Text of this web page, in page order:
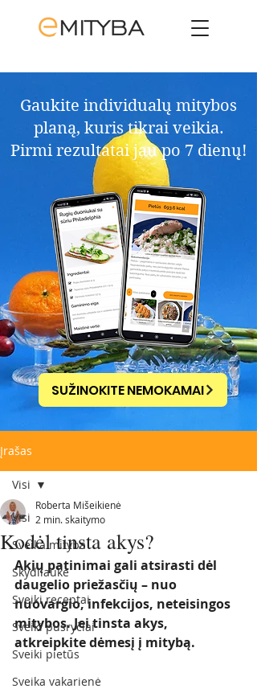
Gaukite individualų mitybos
planą, kuris tikrai veikia.​
Pirmi rezultatai jau po 7 dienų!
SUŽINOKITE NEMOKAMAI
Įrašas
Visi
Sveika mityba
Skydliaukė
Sveiki receptai
Sveiki pusryčiai
Sveiki pietūs
Sveika vakarienė
Visi
Kodėl tinsta akys?
Roberta Mišeikienė
2 min. skaitymo
Akių patinimai gali atsirasti dėl
daugelio priežasčių – nuo
nuovargio, infekcijos, neteisingos
mitybos. Jei tinsta akys,
atkreipkite dėmesį į mitybą.